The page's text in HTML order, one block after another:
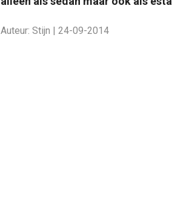
Auteur: Stijn | 24-09-2014